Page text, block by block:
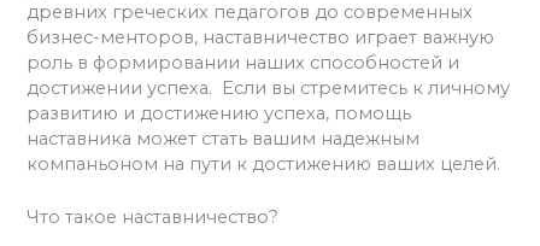
древних греческих педагогов до современных
бизнес-менторов, наставничество играет важную
роль в формировании наших способностей и
достижении успеха. Если вы стремитесь к личному
развитию и достижению успеха, помощь
наставника может стать вашим надежным
компаньоном на пути к достижению ваших целей.
Что такое наставничество?